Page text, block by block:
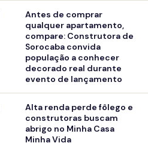
Antes de comprar
qualquer apartamento,
compare: Construtora de
Sorocaba convida
população a conhecer
decorado real durante
evento de lançamento
Alta renda perde fôlego e
construtoras buscam
abrigo no Minha Casa
Minha Vida